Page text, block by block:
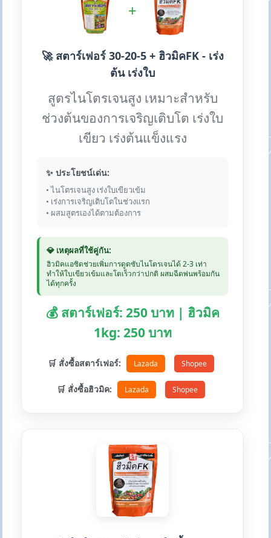
+
🚀 สตาร์เฟอร์ 30-20-5 + ฮิวมิคFK - เร่ง
ต้น เร่งใบ
สูตรไนโตรเจนสูง เหมาะสำหรับ
ช่วงต้นของการเจริญเติบโต เร่งใบ
เขียว เร่งต้นแข็งแรง
✨ ประโยชน์เด่น:
• ไนโตรเจนสูง เร่งใบเขียวเข้ม
• เร่งการเจริญเติบโตในช่วงแรก
• ผสมสูตรเองได้ตามต้องการ
💎 เหตุผลที่ใช้คู่กัน:
ฮิวมิคแอซิดช่วยเพิ่มการดูดซับไนโตรเจนได้ 2-3 เท่า
ทำให้ใบเขียวเข้มและโตเร็วกว่าปกติ ผสมฉีดพ่นพร้อมกัน
ได้ทุกครั้ง
💰 สตาร์เฟอร์: 250 บาท | ฮิวมิค
1kg: 250 บาท
🛒 สั่งซื้อสตาร์เฟอร์: Lazada Shopee
🛒 สั่งซื้อฮิวมิค: Lazada Shopee